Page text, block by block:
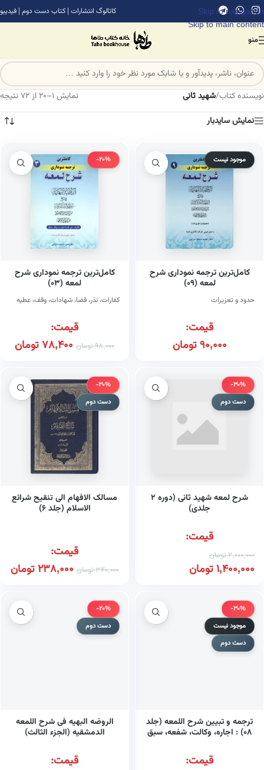
Skip to navigation
Skip to main content
کاتالوگ انتشارات | کتاب دست دوم | فیدیبو
منو
نویسنده کتاب/شهید ثانی
نمایش 1–20 از 72 نتیجه
نمایش سایدبار
موجود نیست
کامل‌ترین ترجمه نموداری شرح
لمعه (۰۹)
حدود و تعزیرات
قیمت:
90,000تومان
-20%
کامل‌ترین ترجمه نموداری شرح
لمعه (۰۳)
کفارات، نذر، قضا، شهادات، وقف، عطیه
قیمت:
98,000تومان 78,400تومان
-30%
دست دوم
شرح لمعه شهید ثانی (دوره ۲
جلدی)
قیمت:
2,000,000تومان
1,400,000تومان
-30%
دست دوم
مسالک الافهام الی تنقیح شرائع
الاسلام (جلد ۶)
قیمت:
340,000تومان 238,000تومان
-30%
موجود نیست
دست دوم
ترجمه و تبیین شرح اللمعه (جلد
۰۸) : اجاره، وکالت، شفعه، سبق
قیمت:
-20%
دست دوم
الروضه البهیه فی شرح اللمعه
الدمشقیه (الجزء الثالث)
قیمت: